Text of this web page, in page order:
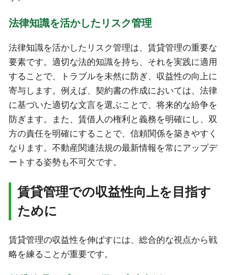
法律知識を活かしたリスク管理
法律知識を活かしたリスク管理は、賃貸管理の重要な
要素です。適切な法的知識を持ち、それを実践に適用
することで、トラブルを未然に防ぎ、収益性の向上に
寄与します。例えば、契約書の作成においては、法律
に基づいた適切な文言を選ぶことで、将来的な紛争を
防ぎます。また、賃借人の権利と義務を明確にし、双
方の責任を明確にすることで、信頼関係を築きやすく
なります。不動産関連法規の最新情報を常にアップデ
ートする姿勢も不可欠です。
賃貸管理での収益性向上を目指す
ために
賃貸管理の収益性を伸ばすには、総合的な視点から戦
略を練ることが重要です。